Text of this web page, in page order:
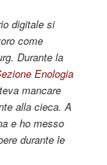
digitale si
come
Durante la
Enologia
mancare
alla cieca. A
e ho messo
durante le